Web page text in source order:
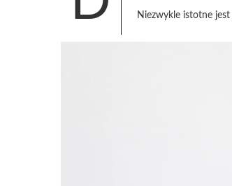
Niezwykle istotne